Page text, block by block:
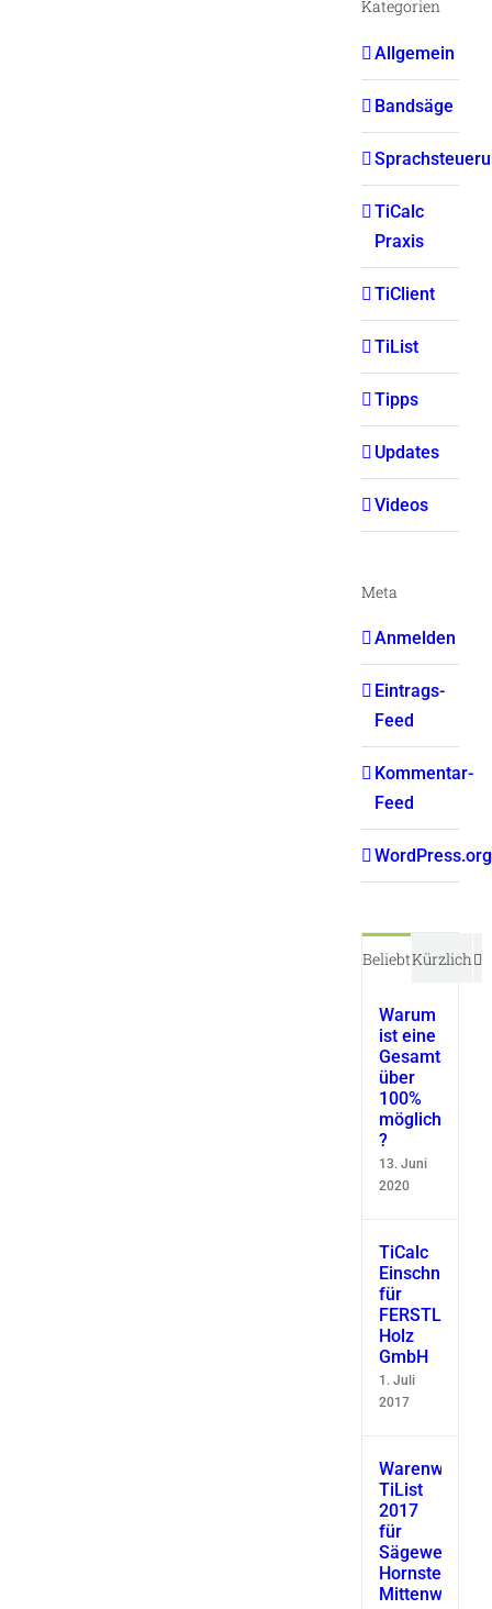
Kategorien
Allgemein
Bandsäge
TiCalc
Praxis
TiClient
TiList
Tipps
Updates
Videos
Meta
Anmelden
Eintrags-
Feed
Kommentar-
Feed
WordPress.org
BeliebtKürzlich
Warum
ist eine
über
100%
möglich
?
13. Juni
2020
TiCalc
für
FERSTL
Holz
GmbH
1. Juli
2017
TiList
2017
für
Sägewerk
Hornsteiner
Mittenwald